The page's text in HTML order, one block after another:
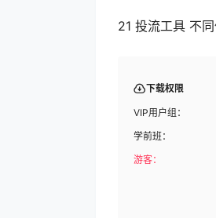
21 投流工具 不
下载权限
VIP用户组：
学前班：
游客：